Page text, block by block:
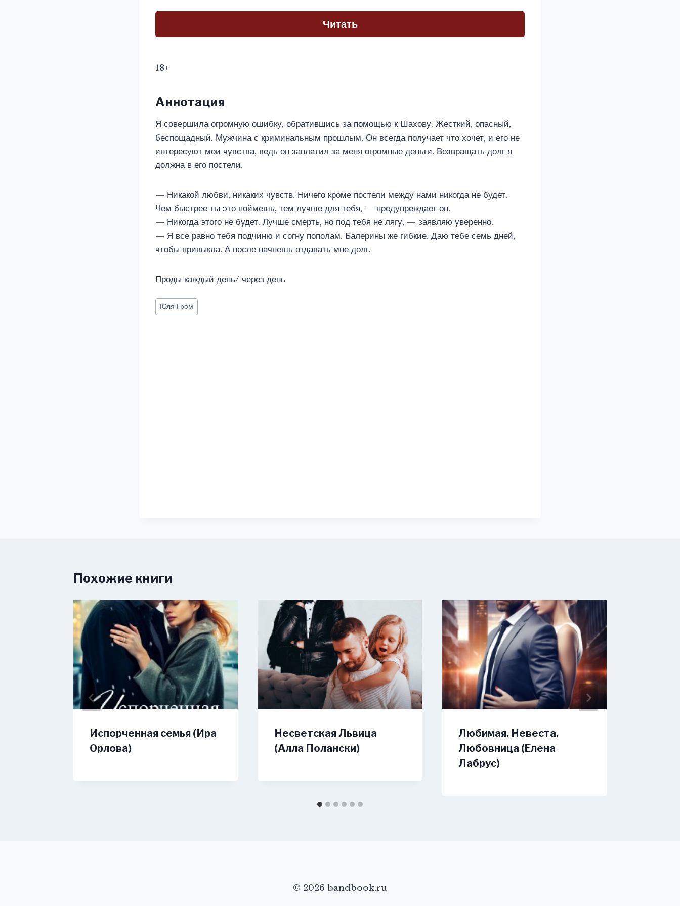
Читать
18+
Аннотация
Я совершила огромную ошибку, обратившись за помощью к Шахову. Жесткий, опасный,
беспощадный. Мужчина с криминальным прошлым. Он всегда получает что хочет, и его не
интересуют мои чувства, ведь он заплатил за меня огромные деньги. Возвращать долг я
должна в его постели.
— Никакой любви, никаких чувств. Ничего кроме постели между нами никогда не будет.
Чем быстрее ты это поймешь, тем лучше для тебя, — предупреждает он.
— Никогда этого не будет. Лучше смерть, но под тебя не лягу, — заявляю уверенно.
— Я все равно тебя подчиню и согну пополам. Балерины же гибкие. Даю тебе семь дней,
чтобы привыкла. А после начнешь отдавать мне долг.
Проды каждый день/ через день
Метки
записи:
Юля Гром
Похожие книги
Испорченная семья (Ира
Орлова)
Несветская Львица
(Алла Полански)
Любимая. Невеста.
Любовница (Елена
Лабрус)
© 2026 bandbook.ru